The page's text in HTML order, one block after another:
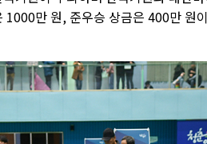
만 원, 준우승 상금은 400만 원